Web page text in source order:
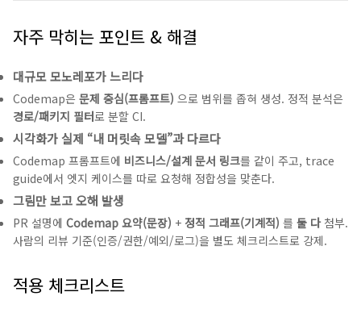
자주 막히는 포인트 & 해결
대규모 모노레포가 느리다
Codemap은 문제 중심(프롬프트) 으로 범위를 좁혀 생성. 정적 분석은
경로/패키지 필터로 분할 CI.
시각화가 실제 “내 머릿속 모델”과 다르다
Codemap 프롬프트에 비즈니스/설계 문서 링크를 같이 주고, trace
guide에서 엣지 케이스를 따로 요청해 정합성을 맞춘다.
그림만 보고 오해 발생
PR 설명에 Codemap 요약(문장) + 정적 그래프(기계적) 를 둘 다첨부.
사람의 리뷰 기준(인증/권한/예외/로그)을 별도 체크리스트로 강제.
적용 체크리스트